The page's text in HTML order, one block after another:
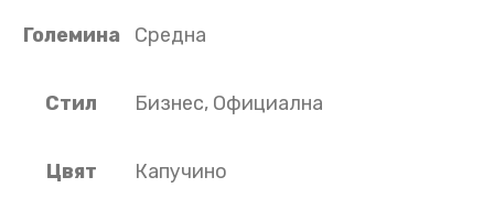
Големина
Средна
Стил Бизнес, Официална
Цвят Капучино